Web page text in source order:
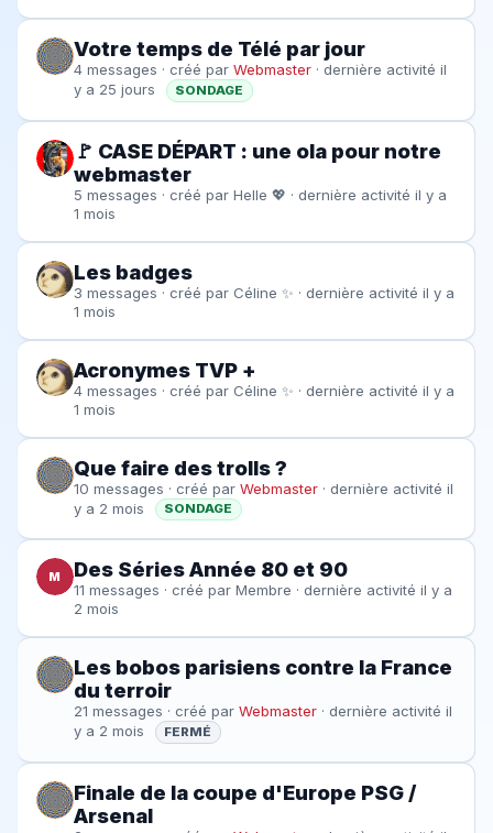
Votre temps de Télé par jour
4 messages · créé par Webmaster· dernière activité il
y a 25 jours
SONDAGE
🚩 CASE DÉPART : une ola pour notre
webmaster
5 messages · créé par Helle 💖 · dernière activité il y a
1 mois
Les badges
3 messages · créé par Céline ✨ · dernière activité il y a
1 mois
Acronymes TVP +
4 messages · créé par Céline ✨ · dernière activité il y a
1 mois
Que faire des trolls ?
10 messages · créé par Webmaster· dernière activité il
y a 2 mois
SONDAGE
M Des Séries Année 80 et 90
11 messages · créé par Membre · dernière activité il y a
2 mois
Les bobos parisiens contre la France
du terroir
21 messages · créé par Webmaster· dernière activité il
y a 2 mois
FERMÉ
Finale de la coupe d'Europe PSG /
Arsenal